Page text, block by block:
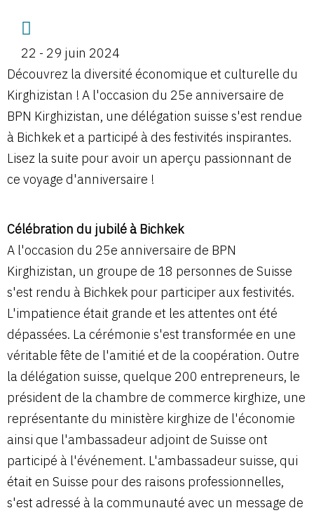
22 - 29 juin 2024
Découvrez la diversité économique et culturelle du
Kirghizistan ! A l'occasion du 25e anniversaire de
BPN Kirghizistan, une délégation suisse s'est rendue
à Bichkek et a participé à des festivités inspirantes.
Lisez la suite pour avoir un aperçu passionnant de
ce voyage d'anniversaire !
Célébration du jubilé à Bichkek
A l'occasion du 25e anniversaire de BPN
Kirghizistan, un groupe de 18 personnes de Suisse
s'est rendu à Bichkek pour participer aux festivités.
L'impatience était grande et les attentes ont été
dépassées. La cérémonie s'est transformée en une
véritable fête de l'amitié et de la coopération. Outre
la délégation suisse, quelque 200 entrepreneurs, le
président de la chambre de commerce kirghize, une
représentante du ministère kirghize de l'économie
ainsi que l'ambassadeur adjoint de Suisse ont
participé à l'événement. L'ambassadeur suisse, qui
était en Suisse pour des raisons professionnelles,
s'est adressé à la communauté avec un message de